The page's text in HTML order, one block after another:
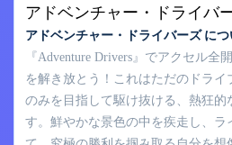
アドベンチャー・ドライバ
アドベンチャー・ドライバーズ につ
『Adventure Drivers』でアクセル全
を解き放とう！これはただのドラ
のみを目指して駆け抜ける、熱狂的
す。鮮やかな景色の中を疾走し、ラ